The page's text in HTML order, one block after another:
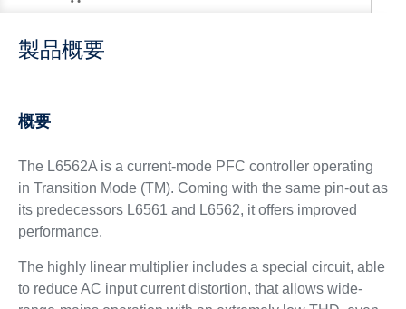
製品概要
概要
The L6562A is a current-mode PFC controller operating
in Transition Mode (TM). Coming with the same pin-out as
its predecessors L6561 and L6562, it offers improved
performance.
The highly linear multiplier includes a special circuit, able
to reduce AC input current distortion, that allows wide-